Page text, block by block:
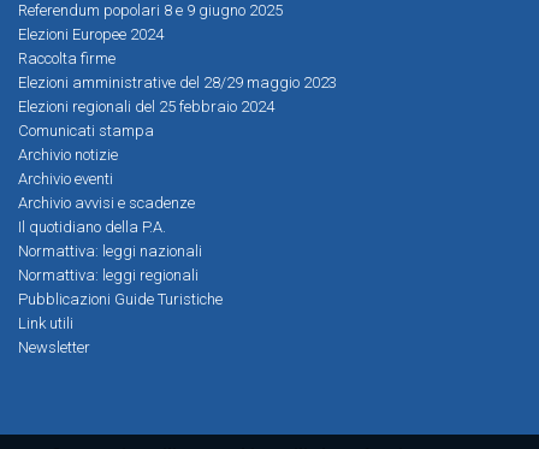
Referendum popolari 8 e 9 giugno 2025
Elezioni Europee 2024
Raccolta firme
Elezioni amministrative del 28/29 maggio 2023
Elezioni regionali del 25 febbraio 2024
Comunicati stampa
Archivio notizie
Archivio eventi
Archivio avvisi e scadenze
Il quotidiano della P.A.
Normattiva: leggi nazionali
Normattiva: leggi regionali
Pubblicazioni Guide Turistiche
Link utili
Newsletter